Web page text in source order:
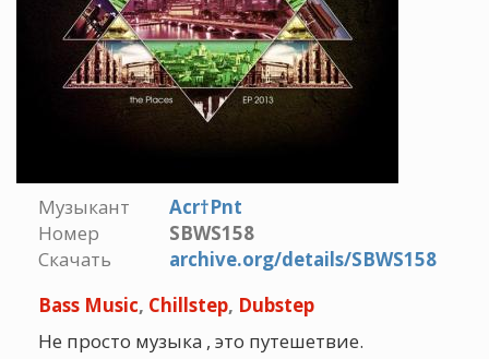
Музыкант
Acr†Pnt
Номер
SBWS158
Скачать
archive.org/details/SBWS158
Bass Music, Chillstep, Dubstep
Не просто музыка , это путешетвие.